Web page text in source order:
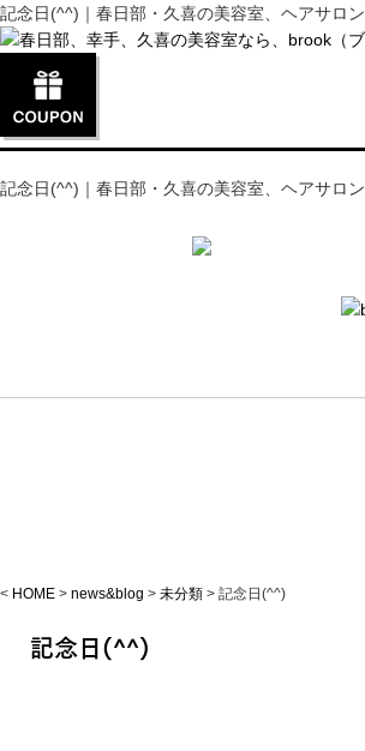
記念日(^^)｜春日部・久喜の美容室、ヘアサロン
記念日(^^)｜春日部・久喜の美容室、ヘアサロン
< HOME > news&blog > 未分類 > 記念日(^^)
記念日(^^)